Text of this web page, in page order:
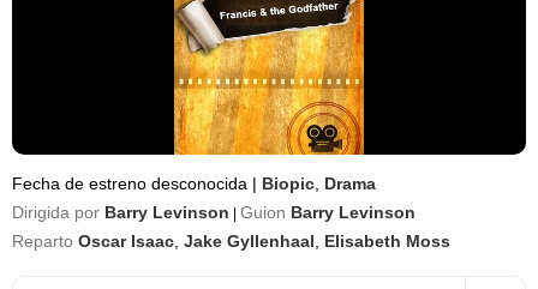
Fecha de estreno desconocida | Biopic Drama
Dirigida por Barry Levinson Guion Barry Levinson
Reparto Oscar Isaac Jake Gyllenhaal Elisabeth Moss